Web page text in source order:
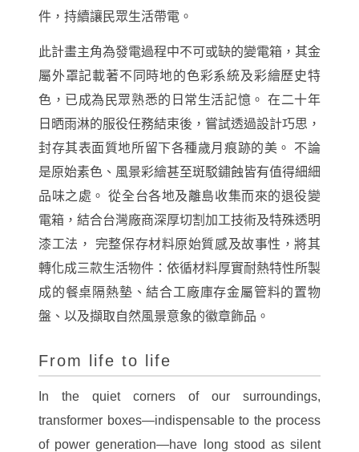
件，持續讓民眾生活帶電。
此計畫主角為發電過程中不可或缺的變電箱，其金
屬外罩記載著不同時地的色彩系統及彩繪歷史特
色，已成為民眾熟悉的日常生活記憶。 在二十年
日晒雨淋的服役任務結束後，嘗試透過設計巧思，
封存其表面質地所留下各種歲月痕跡的美。 不論
是原始素色、風景彩繪甚至斑駁鏽蝕皆有值得細細
品味之處。 從全台各地及離島收集而來的退役變
電箱，結合台灣廠商深厚切割加工技術及特殊透明
漆工法， 完整保存材料原始質感及故事性，將其
轉化成三款生活物件：依循材料厚實耐熱特性所製
成的餐桌隔熱墊、結合工廠庫存金屬管料的置物
盤、以及擷取自然風景意象的徽章飾品。
From life to life
In the quiet corners of our surroundings,
transformer boxes—indispensable to the process
of power generation—have long stood as silent